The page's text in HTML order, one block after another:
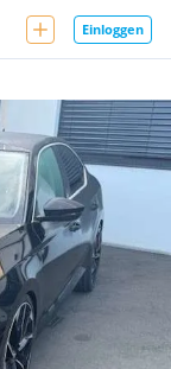
Einloggen